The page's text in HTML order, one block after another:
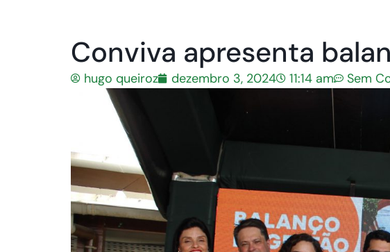
Conviva apresenta
hugo queiroz dezembro 3, 2024 11:14 am Sem